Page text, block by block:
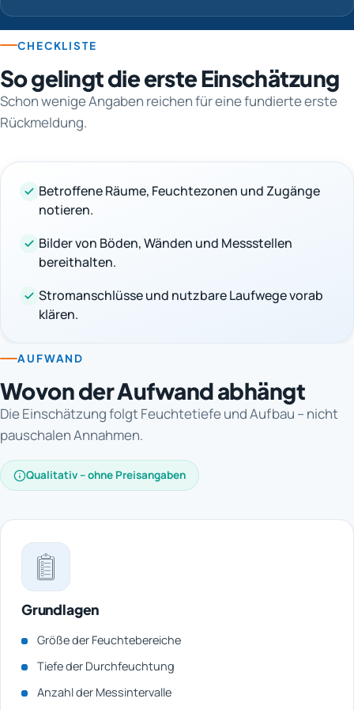
CHECKLISTE
So gelingt die erste Einschätzung
Schon wenige Angaben reichen für eine fundierte erste
Rückmeldung.
Betroffene Räume, Feuchtezonen und Zugänge
notieren.
Bilder von Böden, Wänden und Messstellen
bereithalten.
Stromanschlüsse und nutzbare Laufwege vorab
klären.
AUFWAND
Wovon der Aufwand abhängt
Die Einschätzung folgt Feuchtetiefe und Aufbau – nicht
pauschalen Annahmen.
Qualitativ – ohne Preisangaben
Grundlagen
Größe der Feuchtebereiche
Tiefe der Durchfeuchtung
Anzahl der Messintervalle